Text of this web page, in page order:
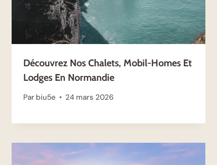
Découvrez Nos Chalets, Mobil-Homes Et
Lodges En Normandie
Par biu5e 24 mars 2026